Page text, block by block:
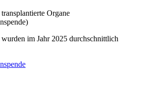
Organe
im Jahr 2025 ​durchschnittlich